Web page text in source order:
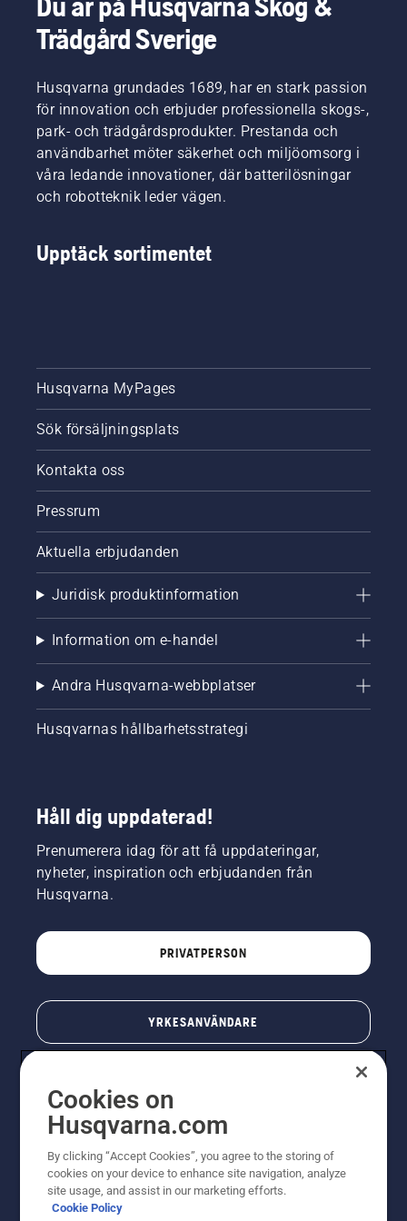
X-
Precision™,
ger
en mer
exakt
beskärning
med
finare
och
renare
också är
skonsammare
situationer
fokusera
arbetet.
Trädgård Sverige
Husqvarna grundades 1689, har en stark passion
för innovation och erbjuder professionella skogs-,
park- och trädgårdsprodukter. Prestanda och
användbarhet möter säkerhet och miljöomsorg i
våra ledande innovationer, där batterilösningar
och robotteknik leder vägen.
Upptäck sortimentet
Husqvarna MyPages
Sök försäljningsplats
Kontakta oss
Pressrum
Aktuella erbjudanden
Juridisk produktinformation
Information om e-handel
Andra Husqvarna-webbplatser
Husqvarnas hållbarhetsstrategi
Håll dig uppdaterad!
Prenumerera idag för att få uppdateringar,
nyheter, inspiration och erbjudanden från
Husqvarna.
PRIVATPERSON
YRKESANVÄNDARE
© Husqvarna AB (publ). All rights reserved. Priserna
Cookies on
Husqvarna.com
By clicking “Accept Cookies”, you agree to the storing of
cookies on your device to enhance site navigation, analyze
site usage, and assist in our marketing efforts.
Cookie Policy